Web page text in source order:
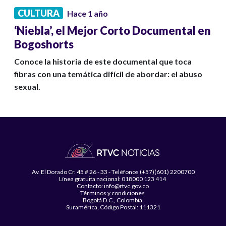
CULTURA Hace 1 año
‘Niebla’, el Mejor Corto Documental en
Bogoshorts
Conoce la historia de este documental que toca
fibras con una temática difícil de abordar: el abuso
sexual.
Av. El Dorado Cr. 45 # 26 - 33 - Teléfonos (+57)(601) 2200700
Línea gratuita nacional: 018000 123 414
Contacto: info@rtvc.gov.co
Términos y condiciones
Bogotá D.C., Colombia
Suramérica, Código Postal: 111321